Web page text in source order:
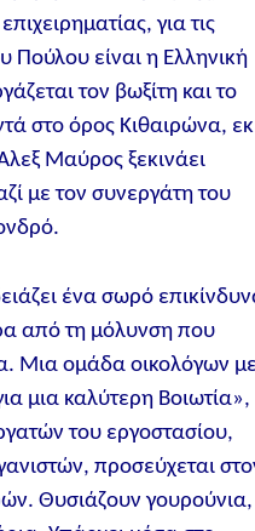
για τις
Πούλου είναι η Ελληνική
τον βωξίτη και το
στο όρος Κιθαιρώνα,
Μαύρος ξεκινάει
με τον συνεργάτη του
ένα σωρό
από τη μόλυνση που
Μια ομάδα οικολόγων
μια καλύτερη Βοιωτία»,
του εργοστασίου,
προσεύχεται
Θυσιάζουν γουρούνια,